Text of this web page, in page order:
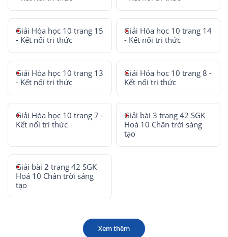
Giải Hóa học 10 trang 15
- Kết nối tri thức
Giải Hóa học 10 trang 14
- Kết nối tri thức
Giải Hóa học 10 trang 13
- Kết nối tri thức
Giải Hóa học 10 trang 8 -
Kết nối tri thức
Giải Hóa học 10 trang 7 -
Kết nối tri thức
Giải bài 3 trang 42 SGK
Hoá 10 Chân trời sáng
tạo
Giải bài 2 trang 42 SGK
Hoá 10 Chân trời sáng
tạo
Xem thêm